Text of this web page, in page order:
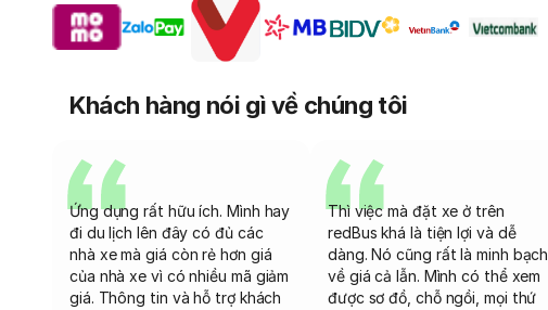
Khách hàng nói gì về chúng tôi
Ứng dụng rất hữu ích. Mình hay
đi du lịch lên đây có đủ các
nhà xe mà giá còn rẻ hơn giá
của nhà xe vì có nhiều mã giảm
giá. Thông tin và hỗ trợ khách
Thì việc mà đặt xe ở trên
redBus khá là tiện lợi và dễ
dàng. Nó cũng rất là minh bạch
về giá cả lẫn. Mình có thể xem
được sơ đồ, chỗ ngồi, mọi thứ